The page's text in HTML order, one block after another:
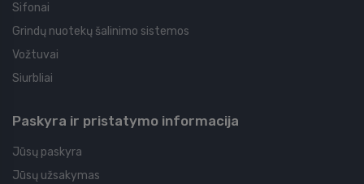
Sifonai
Grindų nuotekų šalinimo sistemos
Vožtuvai
Siurbliai
Paskyra ir pristatymo informacija
Jūsų paskyra
Jūsų užsakymas